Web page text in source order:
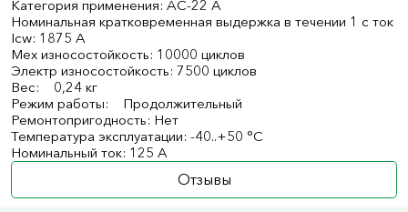
Категория применения: AC-22 А
Номинальная кратковременная выдержка в течении 1 с ток
Icw: 1875 А
Мех износостойкость: 10000 циклов
Электр износостойкость: 7500 циклов
Вес: 0,24 кг
Режим работы: Продолжительный
Ремонтопригодность: Нет
Температура эксплуатации: -40..+50 °C
Номинальный ток: 125 А
Отзывы